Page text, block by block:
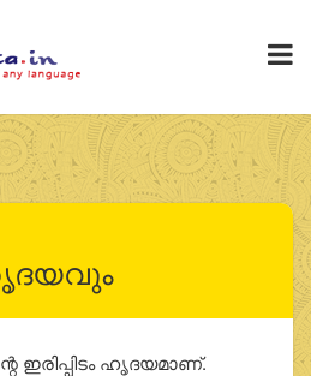
ഇരിപ്പിടം ഹൃദയമാണ്.